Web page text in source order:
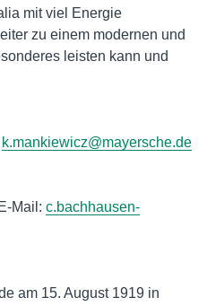
mit viel Energie
zu einem modernen und
leisten kann und
k.mankiewicz@mayersche.de
Mail: c.bachhausen-
am 15. August 1919 in